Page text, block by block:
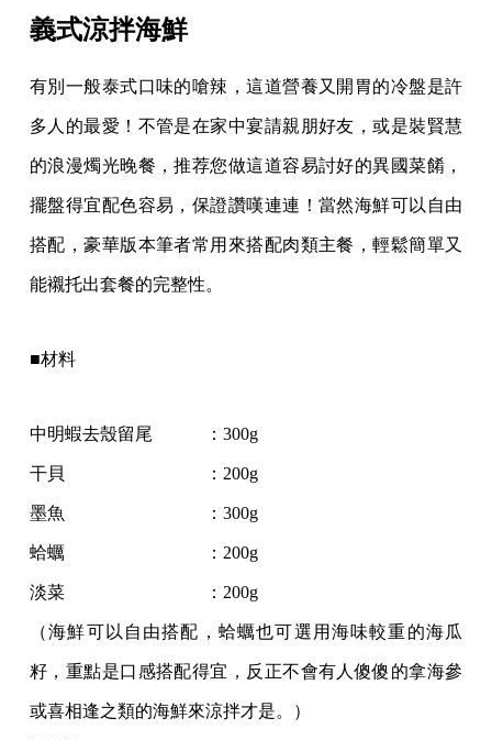
義式涼拌海鮮
有別一般泰式口味的嗆辣，這道營養又開胃的冷盤是許
多人的最愛！不管是在家中宴請親朋好友，或是裝賢慧
的浪漫燭光晚餐，推荐您做這道容易討好的異國菜餚，
擺盤得宜配色容易，保證讚嘆連連！當然海鮮可以自由
搭配，豪華版本筆者常用來搭配肉類主餐，輕鬆簡單又
能襯托出套餐的完整性。
■材料
中明蝦去殼留尾 ：300g
干貝 ：200g
墨魚 ：300g
蛤蠣 ：200g
淡菜 ：200g
（海鮮可以自由搭配，蛤蠣也可選用海味較重的海瓜
籽，重點是口感搭配得宜，反正不會有人傻傻的拿海參
或喜相逢之類的海鮮來涼拌才是。）